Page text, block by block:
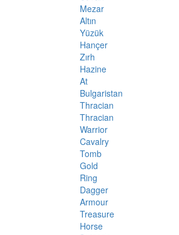
Mezar
Altın
Yüzük
Hançer
Zırh
Hazine
At
Bulgaristan
Thracian
Thracian
Warrior
Cavalry
Tomb
Gold
Ring
Dagger
Armour
Treasure
Horse